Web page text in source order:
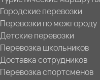
Городские перевозки
Перевозки по межгороду
Детские перевозки
Перевозка школьников
Доставка сотрудников
Перевозка спортсменов